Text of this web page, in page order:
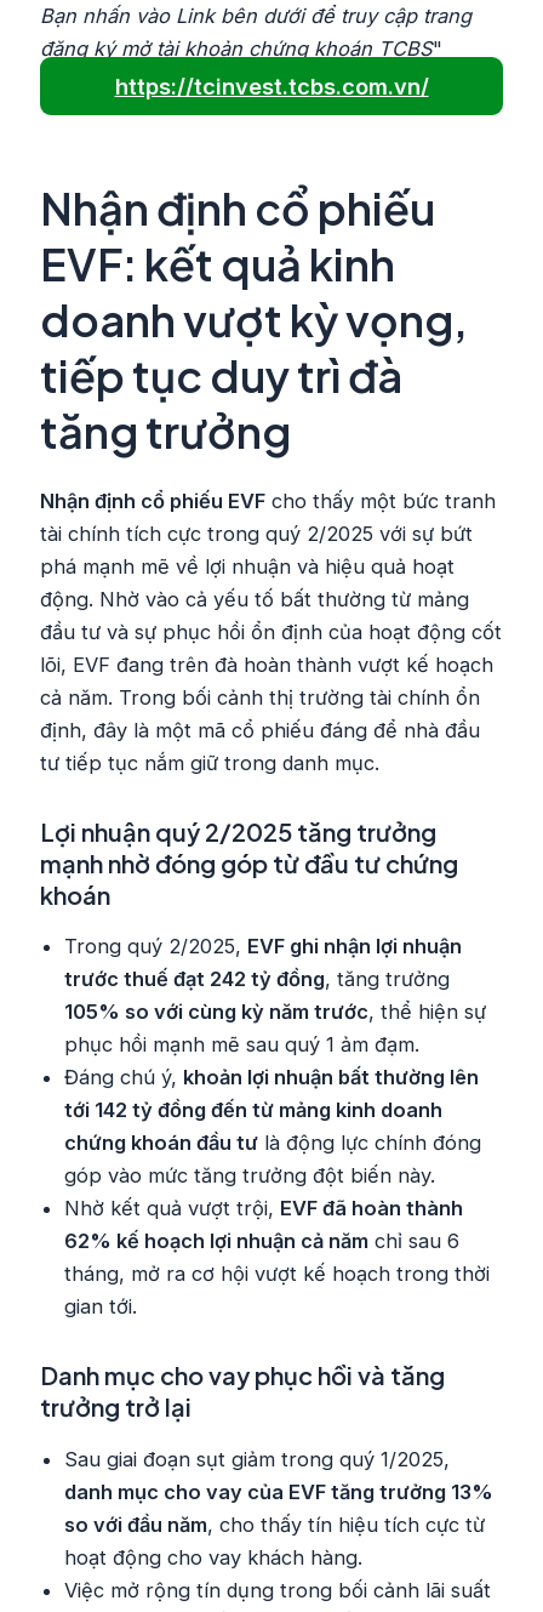
Bạn nhấn vào Link bên dưới để truy cập trang
đăng ký mở tài khoản chứng khoán TCBS"
https://tcinvest.tcbs.com.vn/
Nhận định cổ phiếu
EVF: kết quả kinh
doanh vượt kỳ vọng,
tiếp tục duy trì đà
tăng trưởng
Nhận định cổ phiếu EVF cho thấy một bức tranh
tài chính tích cực trong quý 2/2025 với sự bứt
phá mạnh mẽ về lợi nhuận và hiệu quả hoạt
động. Nhờ vào cả yếu tố bất thường từ mảng
đầu tư và sự phục hồi ổn định của hoạt động cốt
lõi, EVF đang trên đà hoàn thành vượt kế hoạch
cả năm. Trong bối cảnh thị trường tài chính ổn
định, đây là một mã cổ phiếu đáng để nhà đầu
tư tiếp tục nắm giữ trong danh mục.
Lợi nhuận quý 2/2025 tăng trưởng
mạnh nhờ đóng góp từ đầu tư chứng
khoán
Trong quý 2/2025, EVF ghi nhận lợi nhuận
trước thuế đạt 242 tỷ đồng, tăng trưởng
105% so với cùng kỳ năm trước, thể hiện sự
phục hồi mạnh mẽ sau quý 1 ảm đạm.
Đáng chú ý, khoản lợi nhuận bất thường lên
tới 142 tỷ đồng đến từ mảng kinh doanh
chứng khoán đầu tư là động lực chính đóng
góp vào mức tăng trưởng đột biến này.
Nhờ kết quả vượt trội, EVF đã hoàn thành
62% kế hoạch lợi nhuận cả năm chỉ sau 6
tháng, mở ra cơ hội vượt kế hoạch trong thời
gian tới.
Danh mục cho vay phục hồi và tăng
trưởng trở lại
Sau giai đoạn sụt giảm trong quý 1/2025,
danh mục cho vay của EVF tăng trưởng 13%
so với đầu năm, cho thấy tín hiệu tích cực từ
hoạt động cho vay khách hàng.
Việc mở rộng tín dụng trong bối cảnh lãi suất